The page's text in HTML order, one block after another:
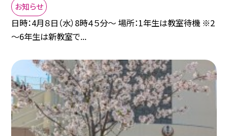
お知らせ
日時：4月８日（水）8時４５分～ 場所：1年生は教室待機 ※2
～6年生は新教室で...